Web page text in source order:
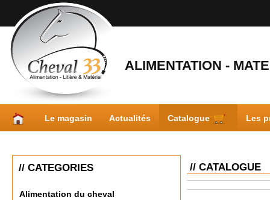
ALIMENTATION -
Le magasin Actualités Catalogue Les
// CATEGORIES
Alimentation du cheval
// CATALOGUE